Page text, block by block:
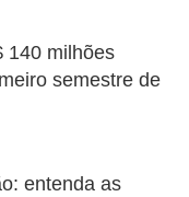
140 milhões
semestre de
entenda as